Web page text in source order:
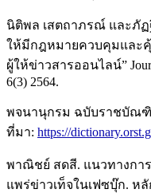
นิติพล เสตถาภรณ์ และภั
ให้มีกฎหมายควบคุมและ
ผู้ให้ข่าวสารออนไลน์”
6(3) 2564.
พจนานุกรม ฉบับราชบัณฑิ
ที่มา: https://
พาณิชย์ สดสี. แนวทางกา
แพร่ข่าวเท็จในเฟซบุ๊ก. ห